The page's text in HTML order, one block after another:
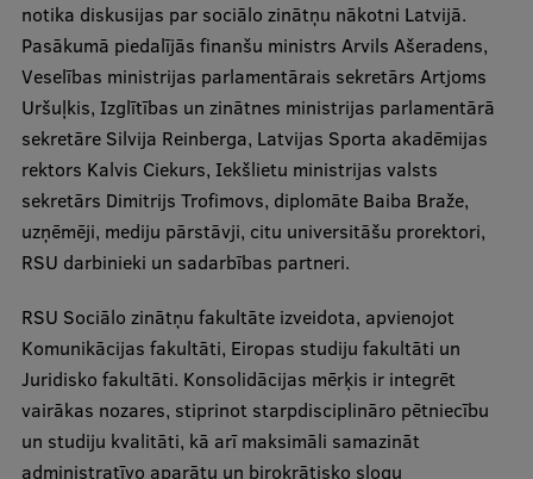
Muzeji un ekspozīcijas
Ģerbonis
Projekti
Reitingi
Virtuālā tūre
Ilgtspējīga attīstība
Dati par 2025. gadu
Suvenīri un grāmatas
notika diskusijas par sociālo zinātņu nākotni Latvijā.
Pasākumā piedalījās finanšu ministrs Arvils Ašeradens,
Veselības ministrijas parlamentārais sekretārs Artjoms
Uršuļkis, Izglītības un zinātnes ministrijas parlamentārā
sekretāre Silvija Reinberga, Latvijas Sporta akadēmijas
rektors Kalvis Ciekurs, Iekšlietu ministrijas valsts
sekretārs Dimitrijs Trofimovs, diplomāte Baiba Braže,
uzņēmēji, mediju pārstāvji, citu universitāšu prorektori,
RSU darbinieki un sadarbības partneri.
RSU Sociālo zinātņu fakultāte izveidota, apvienojot
Komunikācijas fakultāti, Eiropas studiju fakultāti un
Juridisko fakultāti. Konsolidācijas mērķis ir integrēt
vairākas nozares, stiprinot starpdisciplināro pētniecību
un studiju kvalitāti, kā arī maksimāli samazināt
administratīvo aparātu un birokrātisko slogu